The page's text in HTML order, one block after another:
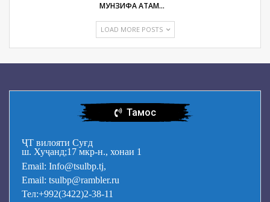
МУНЗИФА АТАМУЛОЕВА
LOAD MORE POSTS
Тамос
ҶТ вилояти Суғд
ш. Хуҷанд;17 мкр-н., хонаи 1
Email: Info@tsulbp.tj,
Email: tsulbp@rambler.ru
Тел:+992(3422)2-38-11